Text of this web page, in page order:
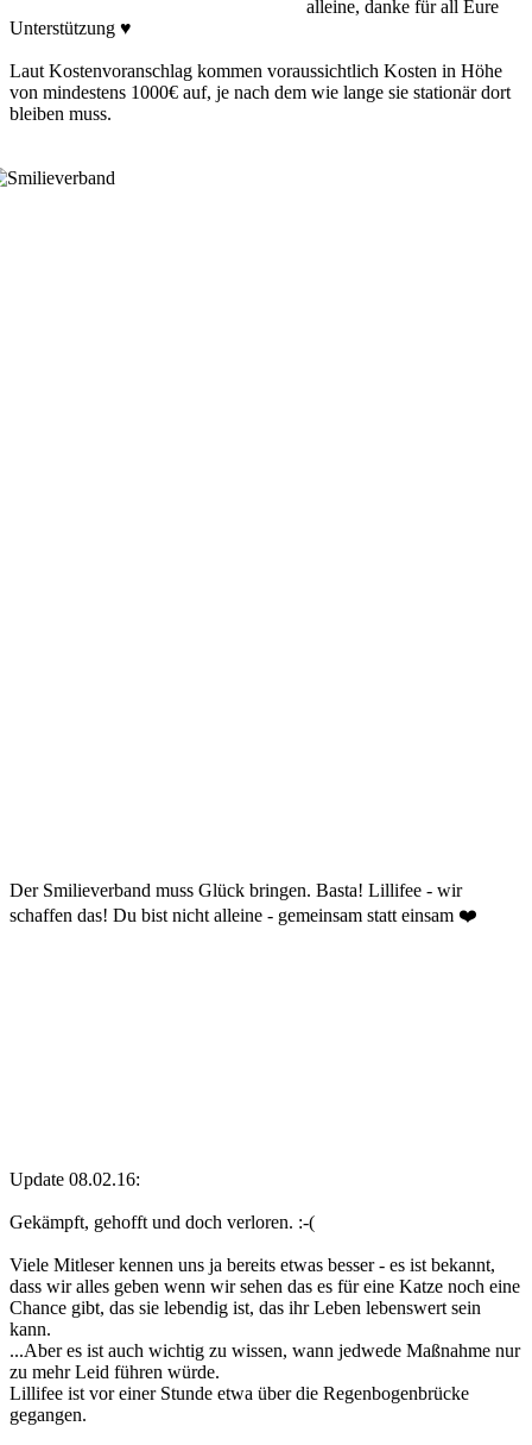
alleine, danke für all Eure
Unterstützung ♥
Laut Kostenvoranschlag kommen voraussichtlich Kosten in Höhe
von mindestens 1000€ auf, je nach dem wie lange sie stationär dort
bleiben muss.
Der Smilieverband muss Glück bringen. Basta! Lillifee - wir
schaffen das! Du bist nicht alleine - gemeinsam statt einsam ❤️
Update 08.02.16:
Gekämpft, gehofft und doch verloren. :-(
Viele Mitleser kennen uns ja bereits etwas besser - es ist bekannt,
dass wir alles geben wenn wir sehen das es für eine Katze noch eine
Chance gibt, das sie lebendig ist, das ihr Leben lebenswert sein
kann.
...Aber es ist auch wichtig zu wissen, wann jedwede Maßnahme nur
zu mehr Leid führen würde.
Lillifee ist vor einer Stunde etwa über die Regenbogenbrücke
gegangen.